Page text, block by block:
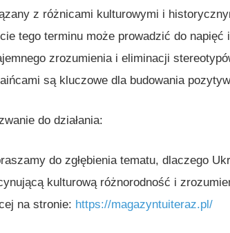
z różnicami kulturowymi i
tego terminu może prowadzić do
zrozumienia i eliminacji
są kluczowe dla budowania
do działania:
do zgłębienia tematu, dlaczego
kulturową różnorodność i
na stronie: https://magazyntuiteraz.pl/